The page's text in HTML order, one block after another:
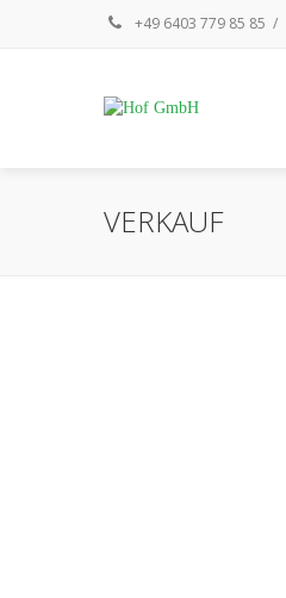
+49 6403 779 85 85 /
VERKAUF